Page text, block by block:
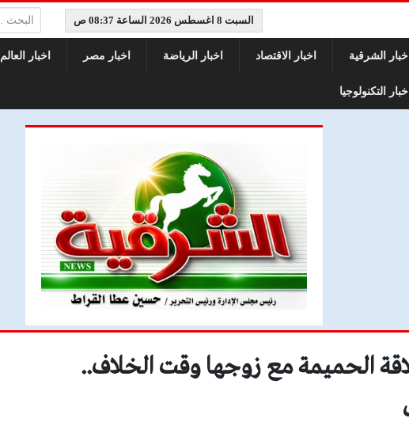
السبت 8 اغسطس 2026 الساعة 08:37 ص البحث:
اخبار الشرقية اخبار الاقتصاد اخبار الرياضة اخبار مصر اخبار العالم
اخبار التكنولوجيا
الحميمة مع زوجها وقت الخلاف..